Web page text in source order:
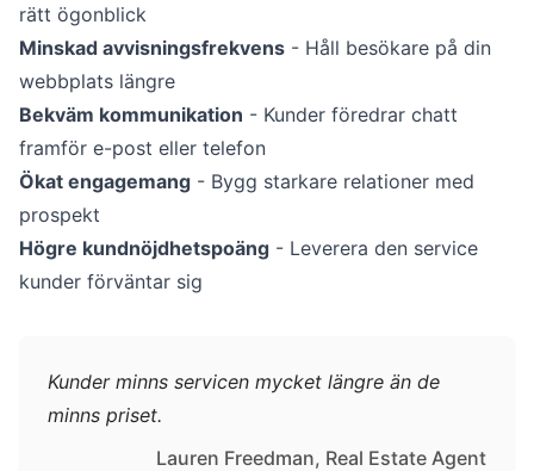
rätt ögonblick
Minskad avvisningsfrekvens - Håll besökare på din
webbplats längre
Bekväm kommunikation - Kunder föredrar chatt
framför e-post eller telefon
Ökat engagemang - Bygg starkare relationer med
prospekt
Högre kundnöjdhetspoäng - Leverera den service
kunder förväntar sig
Kunder minns servicen mycket längre än de
minns priset.
Lauren Freedman, Real Estate Agent